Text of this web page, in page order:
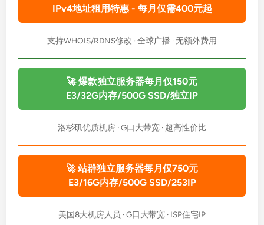
IPv4地址租用特惠 - 每月仅需400元起
支持WHOIS/RDNS修改 · 全球广播 · 无额外费用
🚀 爆款独立服务器每月仅150元
E3/32G内存/500G SSD/独立IP
洛杉矶优质机房 · G口大带宽 · 超高性价比
🚀 站群独立服务器每月仅750元
E3/16G内存/500G SSD/253IP
美国8大机房人员 · G口大带宽 · ISP住宅IP